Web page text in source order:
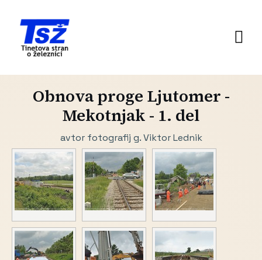
Obnova proge Ljutomer -
Mekotnjak - 1. del
avtor fotografij g. Viktor Lednik